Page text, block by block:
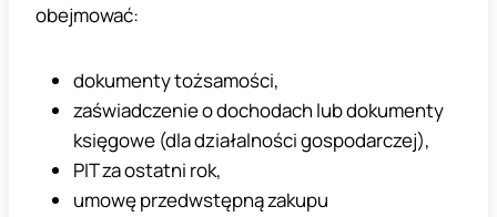
obejmować:
dokumenty tożsamości,
zaświadczenie o dochodach lub dokumenty
księgowe (dla działalności gospodarczej),
PIT za ostatni rok,
umowę przedwstępną zakupu